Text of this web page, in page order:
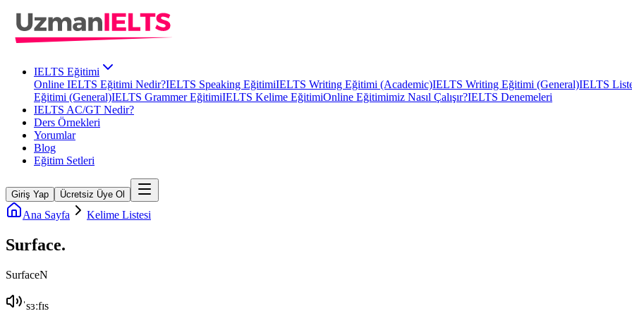
IELTS Eğitimi
Online IELTS Eğitimi Nedir?IELTS Speaking EğitimiIELTS Writing Eğitimi (Academic)IELTS Writing Eğitimi (General)IELTS
Eğitimi (General)IELTS Grammer EğitimiIELTS Kelime EğitimiOnline Eğitimimiz Nasıl Çalışır?IELTS Denemeleri
IELTS AC/GT Nedir?
Ders Örnekleri
Yorumlar
Blog
Eğitim Setleri
Giriş Yap Ücretsiz Üye Ol
Ana Sayfa Kelime Listesi
Surface.
SurfaceN
ˈsɜːfɪs